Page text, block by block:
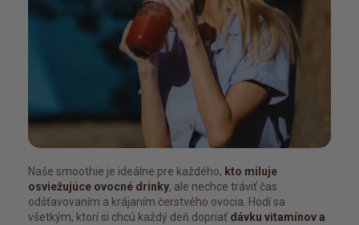
Naše smoothie je ideálne pre každého, kto miluje
osviežujúce ovocné drinky, ale nechce tráviť čas
odšťavovaním a krájaním čerstvého ovocia. Hodí sa
všetkým, ktorí si chcú každý deň dopriať dávku vitamínov a